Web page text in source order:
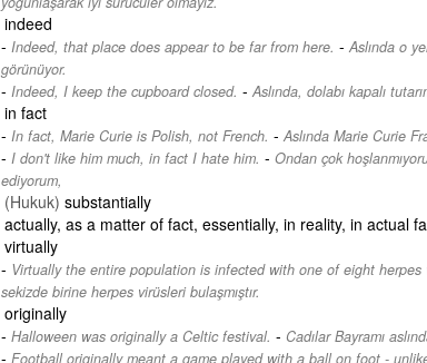
indeed
Indeed, that place does appear to be far from here. - Aslında o
görünüyor.
Indeed, I keep the cupboard closed. - Aslında, dolabı kapalı
in fact
In fact, Marie Curie is Polish, not French. - Aslında Marie Curie
I don't like him much, in fact I hate him. - Ondan çok
ediyorum,
(Hukuk) substantially
actually, as a matter of fact, essentially, in reality, in actual
virtually
Virtually the entire population is infected with one of eight herpes
sekizde birine herpes virüsleri bulaşmıştır.
originally
Halloween was originally a Celtic festival. - Cadılar Bayramı
Football originally meant a game played with a ball on foot -